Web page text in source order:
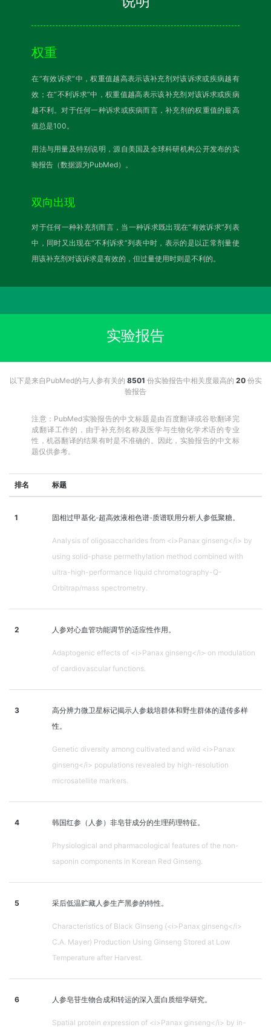
权重
在“有效诉求”中，权重值越高表示该补充剂对该诉求或疾病越有
效；在“不利诉求”中，权重值越高表示该补充剂对该诉求或疾病
越不利。对于任何一种诉求或疾病而言，补充剂的权重值的最高
值总是100。
用法与用量及特别说明，源自美国及全球科研机构公开发布的实
验报告（数据源为PubMed）。
双向出现
对于任何一种补充剂而言，当一种诉求既出现在“有效诉求”列表
中，同时又出现在“不利诉求”列表中时，表示的是以正常剂量使
用该补充剂对该诉求是有效的，但过量使用时则是不利的。
实验报告
以下是来自PubMed的与人参有关的 8501 份实验报告中相关度最高的 20份实
验报告
注意：PubMed实验报告的中文标题是由百度翻译或谷歌翻译完
成翻译工作的，由于补充剂名称及医学与生物化学术语的专业
性，机器翻译的结果有时是不准确的。因此，实验报告的中文标
题仅供参考。
排名 标题
1 固相过甲基化-超高效液相色谱-质谱联用分析人参低聚糖。
Analysis of oligosaccharides from <i>Panax ginseng</i> by
using solid-phase permethylation method combined with
ultra-high-performance liquid chromatography-Q-
Orbitrap/mass spectrometry.
2 人参对心血管功能调节的适应性作用。
Adaptogenic effects of <i>Panax ginseng</i> on modulation
of cardiovascular functions.
3
高分辨力微卫星标记揭示人参栽培群体和野生群体的遗传多样
性。
Genetic diversity among cultivated and wild <i>Panax
ginseng</i> populations revealed by high-resolution
microsatellite markers.
4 韩国红参（人参）非皂苷成分的生理药理特征。
Physiological and pharmacological features of the non-
saponin components in Korean Red Ginseng.
5 采后低温贮藏人参生产黑参的特性。
Characteristics of Black Ginseng (<i>Panax ginseng</i>
C.A. Mayer) Production Using Ginseng Stored at Low
Temperature after Harvest.
6 人参皂苷生物合成和转运的深入蛋白质组学研究。
Spatial protein expression of <i>Panax ginseng</i> by in-